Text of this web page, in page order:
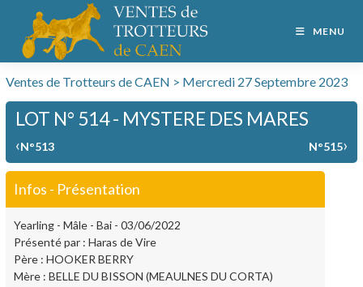
MENU
Ventes de Trotteurs de CAEN > Mercredi 27 Septembre 2023
LOT N° 514 - MYSTERE DES MARES
‹N°513 N°515›
Infos - Présentation
Yearling - Mâle - Bai - 03/06/2022
Présenté par : Haras de Vire
Père : HOOKER BERRY
Mère : BELLE DU BISSON (MEAULNES DU CORTA)